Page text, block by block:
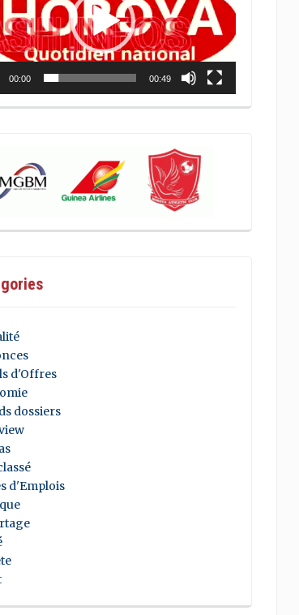
00:00 00:49
d'Offres
dossiers
d'Emplois